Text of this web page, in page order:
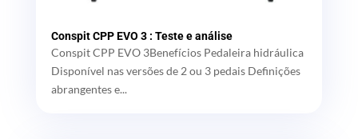
Conspit CPP EVO 3 : Teste e análise
Conspit CPP EVO 3Benefícios Pedaleira hidráulica
Disponível nas versões de 2 ou 3 pedais Definições
abrangentes e...